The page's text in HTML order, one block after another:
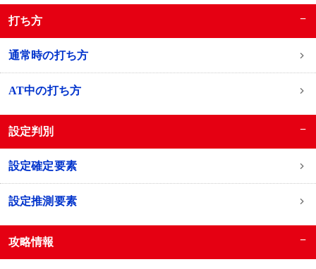
打ち方 −
通常時の打ち方
AT中の打ち方
設定判別 −
設定確定要素
設定推測要素
攻略情報 −